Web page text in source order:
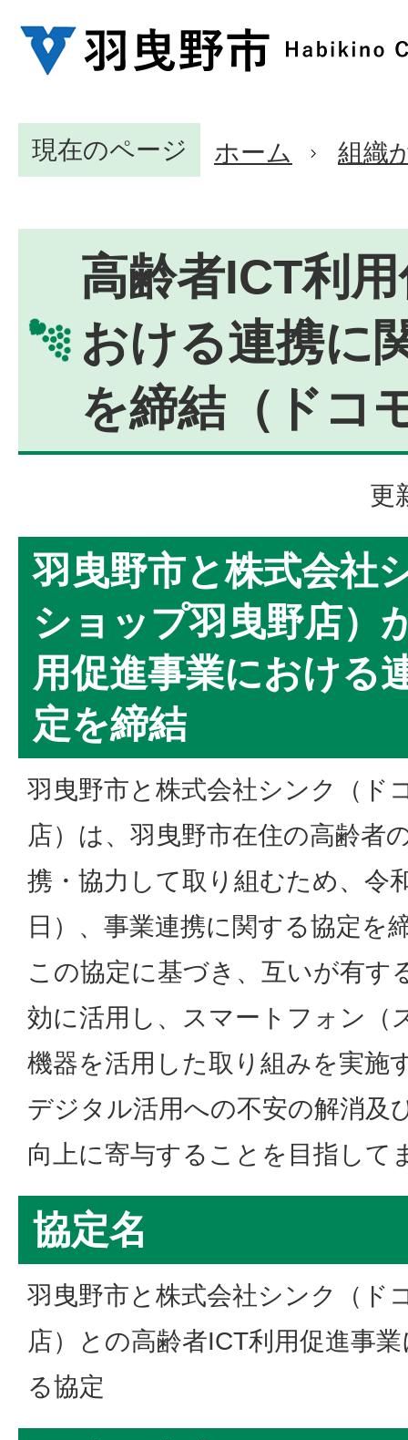
現在のページ ホーム 組織
高齢者ICT利
おける連携に
を締結（ドコ
更
羽曳野市と株式会社
ショップ羽曳野店）
用促進事業における
定を締結
羽曳野市と株式会社シンク（ド
店）は、羽曳野市在住の高齢者
携・協力して取り組むため、令
日）、事業連携に関する協定を
この協定に基づき、互いが有す
効に活用し、スマートフォン（
機器を活用した取り組みを実施
デジタル活用への不安の解消及
向上に寄与することを目指して
協定名
羽曳野市と株式会社シンク（ド
店）との高齢者ICT利用促進事
る協定